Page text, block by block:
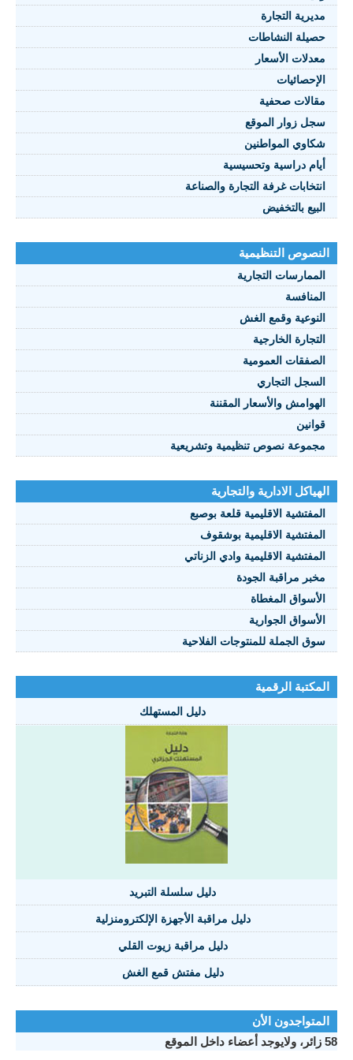
النصوص 2021
FRANÇAIS
مديرية التجارة
حصيلة النشاطات
معدلات الأسعار
الإحصائيات
مقالات صحفية
سجل زوار الموقع
شكاوي المواطنين
أيام دراسية وتحسيسية
انتخابات غرفة التجارة والصناعة
البيع بالتخفيض
النصوص التنظيمية
الممارسات التجارية
المنافسة
النوعية وقمع الغش
التجارة الخارجية
الصفقات العمومية
السجل التجاري
الهوامش والأسعار المقننة
قوانين
مجموعة نصوص تنظيمية وتشريعية
الهياكل الادارية والتجارية
المفتشية الاقليمية قلعة بوصبع
المفتشية الاقليمية بوشقوف
المفتشية الاقليمية وادي الزناتي
مخبر مراقبة الجودة
الأسواق المغطاة
الأسواق الجوارية
سوق الجملة للمنتوجات الفلاحية
المكتبة الرقمية
دليل المستهلك
دليل سلسلة التبريد
دليل مراقبة الأجهزة الإلكترومنزلية
دليل مراقبة زيوت القلي
دليل مفتش قمع الغش
المتواجدون الأن
58 زائر، ولايوجد أعضاء داخل الموقع